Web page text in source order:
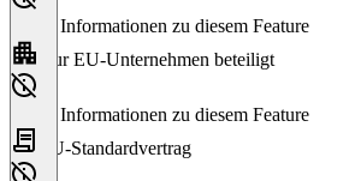
Keine Informationen zu diesem Feature
Nur EU-Unternehmen beteiligt
Keine Informationen zu diesem Feature
EU-Standardvertrag